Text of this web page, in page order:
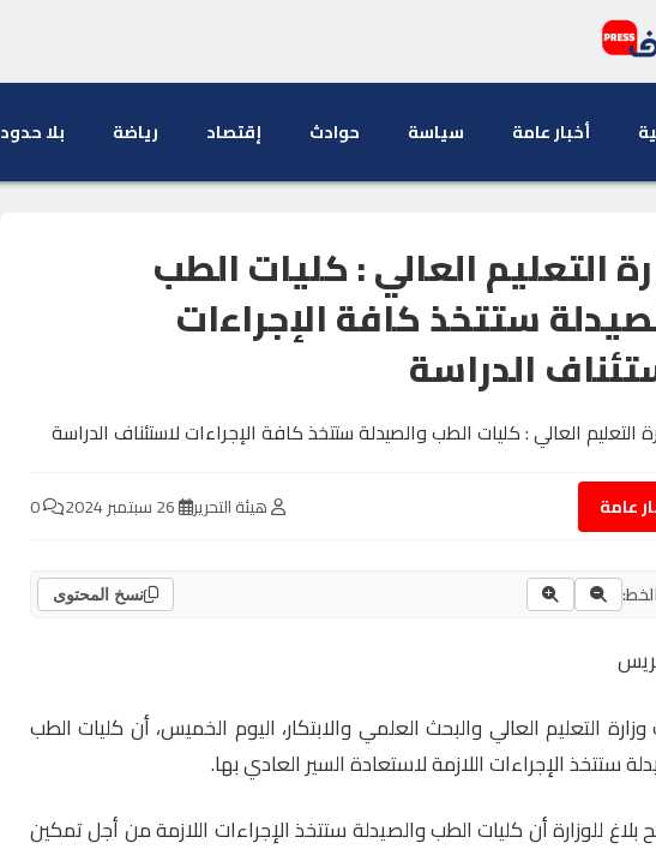
أخبار عامة سياسة حوادث إقتصاد رياضة بلا حدود
التعليم العالي : كليات الطب
ستتخذ كافة الإجراءات
الدراسة
عامة هيئة التحرير
نسخ المحتوى
وزارة التعليم العالي والبحث العلمي والابتكار، اليوم الخميس، أن كليات الطب
ستتخذ الإجراءات اللازمة لاستعادة السير العادي بها.
بلاغ للوزارة أن كليات الطب والصيدلة ستتخذ الإجراءات اللازمة من أجل تمكين